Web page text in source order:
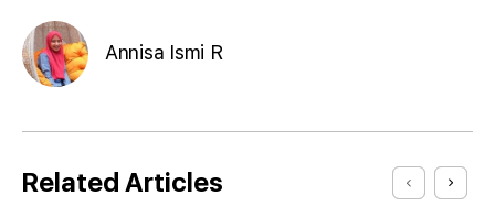
Annisa Ismi R
Related Articles